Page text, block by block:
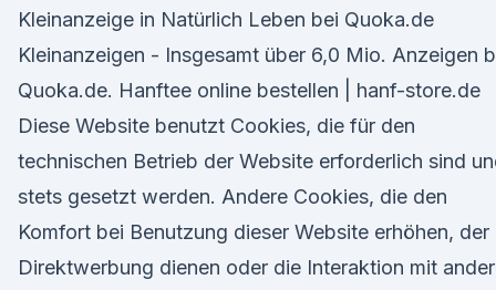
Kleinanzeige in Natürlich Leben bei Quoka.de
Kleinanzeigen - Insgesamt über 6,0 Mio. Anzeigen
Quoka.de. Hanftee online bestellen | hanf-store.de
Diese Website benutzt Cookies, die für den
technischen Betrieb der Website erforderlich sind
stets gesetzt werden. Andere Cookies, die den
Komfort bei Benutzung dieser Website erhöhen, der
Direktwerbung dienen oder die Interaktion mit